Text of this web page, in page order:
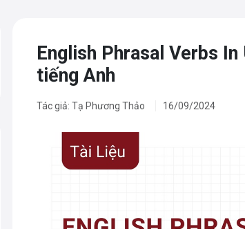
English Phrasal Verbs
tiếng Anh
Tác giả: Tạ Phương Thảo 16/09/2024